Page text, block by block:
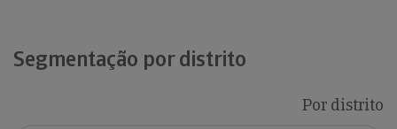
Segmentação por distrito
Por distrito